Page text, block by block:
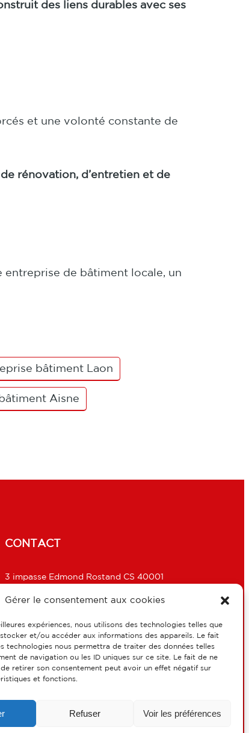
Gérer le consentement aux cookies
expériences, nous utilisons des technologies telles que
et/ou accéder aux informations des appareils. Le fait
technologies nous permettra de traiter des données telles
de navigation ou les ID uniques sur ce site. Le fait de ne
retirer son consentement peut avoir un effet négatif sur
et fonctions.
Refuser Voir les préférences
des liens durables avec ses
et une volonté constante de
rénovation, d’entretien et de
entreprise de bâtiment locale, un
bâtiment Laon
Aisne
CONTACT
3 impasse Edmond Rostand CS 40001
secretariat@sionneau.fr
03 26 07 05 69
SUIVEZ-NOUS